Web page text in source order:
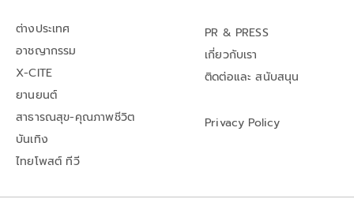
ต่างประเทศ
อาชญากรรม
X-CITE
ยานยนต์
สาธารณสุข-คุณภาพชีวิต
บันเทิง
ไทยโพสต์ ทีวี
PR & PRESS
เกี่ยวกับเรา
ติดต่อและ สนับสนุน
Privacy Policy